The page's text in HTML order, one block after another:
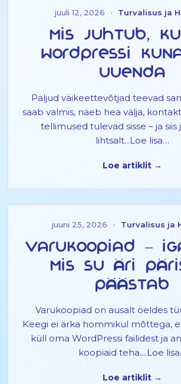
juuli 12, 2026 · Turvalisus ja
Mis juhtub,
WordPressi
uuenda
Paljud väikeettevõtjad teevad
saab valmis, näeb hea välja,
tellimused tulevad sisse – ja siis
lihtsalt...Loe lisa…
Loe artiklit →
juuni 25, 2026 · Turvalisus ja
Varukoopiad –
mis su äri
päästab
Varukoopiad on ausalt öeldes
Keegi ei ärka hommikul mõttega,
küll oma WordPressi failidest ja
koopiaid teha....Loe
Loe artiklit →